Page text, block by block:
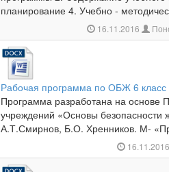
планирование 4. Учебно -
16.11.2016
Рабочая программа по ОБЖ 6 класс
Программа разработана на основе
учреждений «Основы безопасности
А.Т.Смирнов, Б.О. Хренников. М-